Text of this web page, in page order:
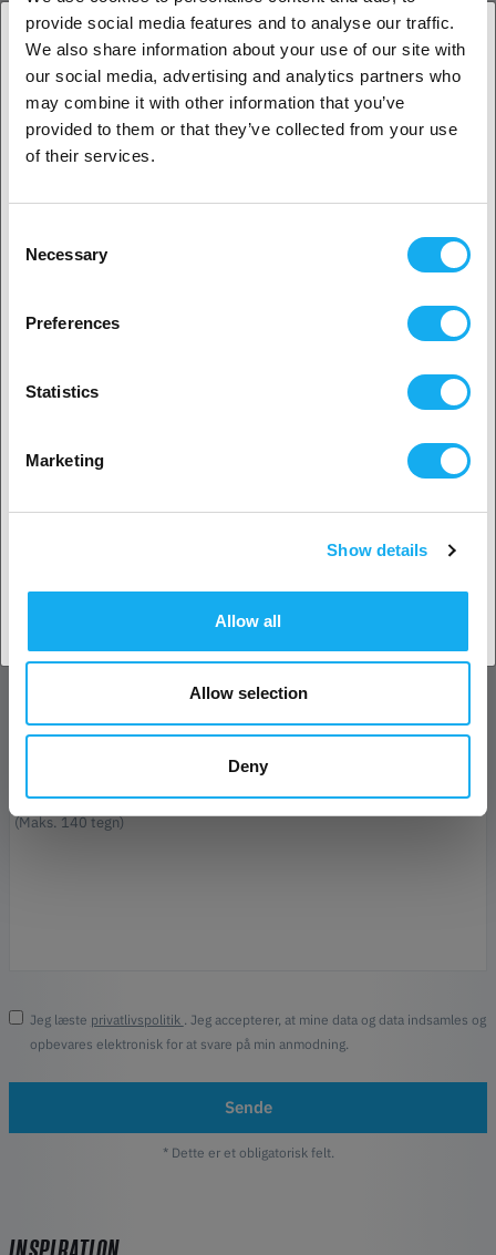
provide social media features and to analyse our traffic.
We also share information about your use of our site with
our social media, advertising and analytics partners who
may combine it with other information that you’ve
provided to them or that they’ve collected from your use
of their services.
Selection
Necessary
Preferences
Statistics
Marketing
Show details
Allow all
Allow selection
Deny
Anycubic Kobra 2 Neo Strømforsyning
ANMELDELSER
SPØRGSMÅL OM ARTIKLEN?
Telefon
Jeg læste privatlivspolitik
. Jeg accepterer, at mine data og data indsamles og
opbevares elektronisk for at svare på min anmodning.
Sende
* Dette er et obligatorisk felt.
1. Er du erhvervskunde eller privatkunde?
Erhvervskunde
Privat kunde